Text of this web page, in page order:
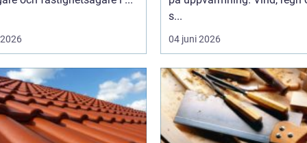
s...
04 juni 2026